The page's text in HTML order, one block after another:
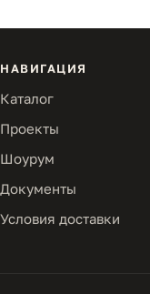
НАВИГАЦИЯ
Каталог
Проекты
Шоурум
Документы
Условия доставки